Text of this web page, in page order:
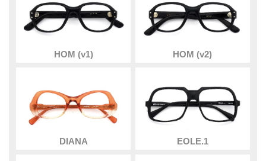
HOM (v1) HOM (v2)
DIANA EOLE.1